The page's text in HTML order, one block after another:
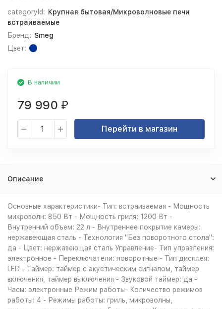
categoryId: Крупная бытовая/Микроволновые печи
встраиваемые
Бренд: Smeg
Цвет:
В наличии
79 990 ₽
Перейти в магазин
Описание
Основные характеристики- Тип: встраиваемая - Мощность
микроволн: 850 Вт - Мощность гриля: 1200 Вт -
Внутренний объем: 22 л - Внутреннее покрытие камеры:
нержавеющая сталь - Технология "Без поворотного стола":
да - Цвет: нержавеющая сталь Управление- Тип управления:
электронное - Переключатели: поворотные - Тип дисплея:
LED - Таймер: таймер с акустическим сигналом, таймер
включения, таймер выключения - Звуковой таймер: да -
Часы: электронные Режим работы- Количество режимов
работы: 4 - Режимы работы: гриль, микроволны,